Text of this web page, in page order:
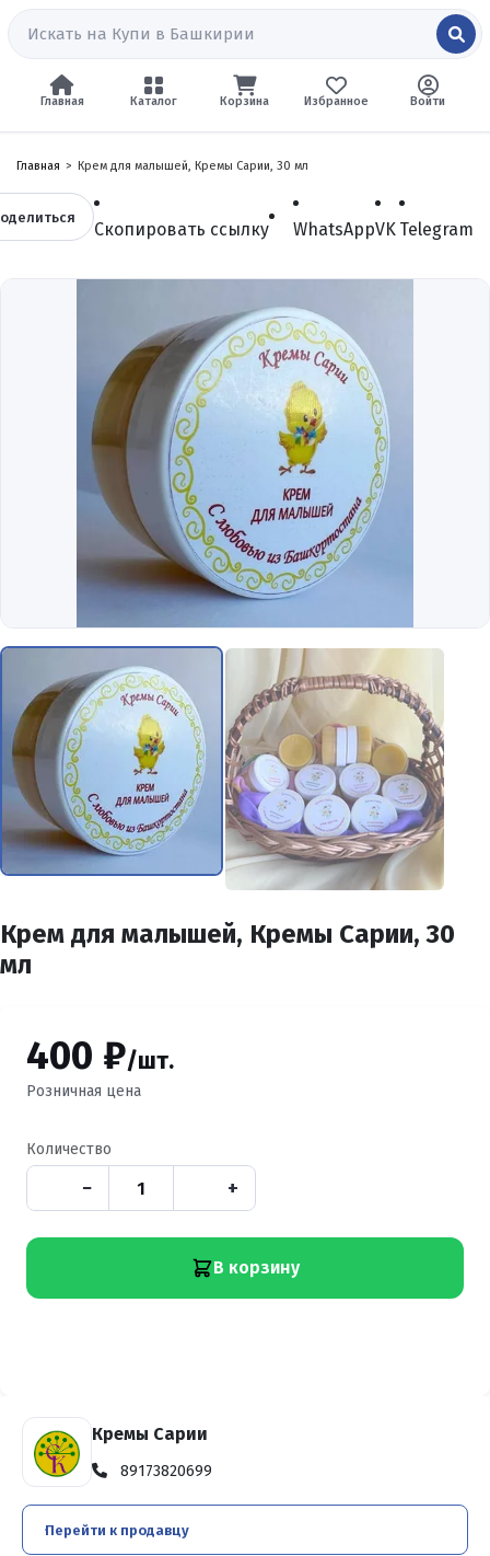
Главная Каталог Войти
Избранное
Корзина
Главная Крем для малышей, Кремы Сарии, 30 мл
Скопировать ссылку WhatsAppVK Telegram
Крем для малышей, Кремы Сарии, 30
мл
400 ₽/шт.
Розничная цена
Количество
− +
В корзину
Кремы Сарии
89173820699
Перейти к продавцу